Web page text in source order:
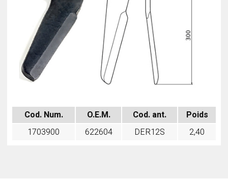
Cod. Num. O.E.M. Cod. ant.
Poids
1703900
622604 DER12S 2,40